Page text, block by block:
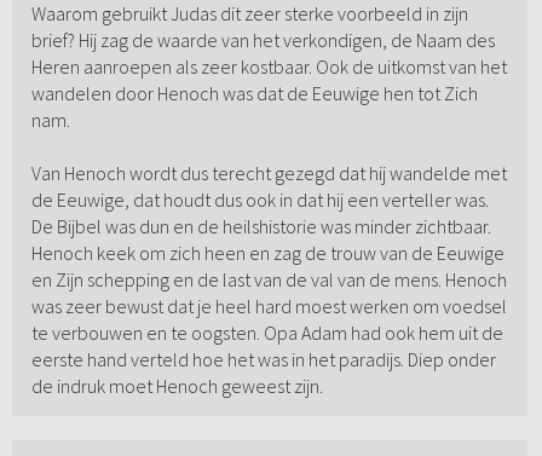
Waarom gebruikt Judas dit zeer sterke voorbeeld in zijn
brief? Hij zag de waarde van het verkondigen, de Naam des
Heren aanroepen als zeer kostbaar. Ook de uitkomst van het
wandelen door Henoch was dat de Eeuwige hen tot Zich
nam.
Van Henoch wordt dus terecht gezegd dat hij wandelde met
de Eeuwige, dat houdt dus ook in dat hij een verteller was.
De Bijbel was dun en de heilshistorie was minder zichtbaar.
Henoch keek om zich heen en zag de trouw van de Eeuwige
en Zijn schepping en de last van de val van de mens. Henoch
was zeer bewust dat je heel hard moest werken om voedsel
te verbouwen en te oogsten. Opa Adam had ook hem uit de
eerste hand verteld hoe het was in het paradijs. Diep onder
de indruk moet Henoch geweest zijn.